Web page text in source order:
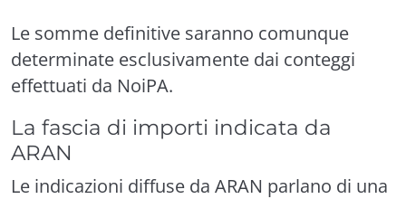
Le somme definitive saranno comunque
determinate esclusivamente dai conteggi
effettuati da NoiPA.
La fascia di importi indicata da
ARAN
Le indicazioni diffuse da ARAN parlano di una